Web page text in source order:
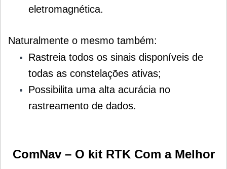
eletromagnética.
Naturalmente o mesmo também:
Rastreia todos os sinais disponíveis de
todas as constelações ativas;
Possibilita uma alta acurácia no
rastreamento de dados.
ComNav – O kit RTK Com a Melhor